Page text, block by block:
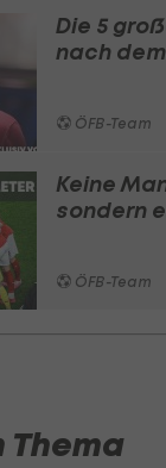
Die 5
nach
ÖFB-Team
Keine
sondern
ÖFB-Team
Thema